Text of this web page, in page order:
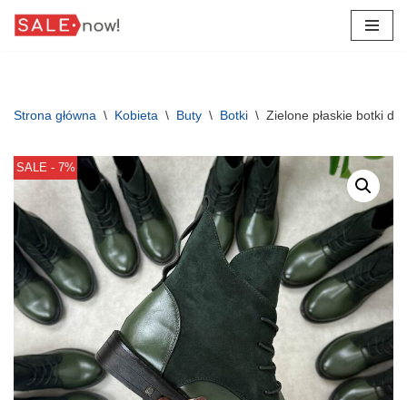
Strona główna \ Kobieta \ Buty \ Botki \ Zielone płaskie botki
SALE - 7%